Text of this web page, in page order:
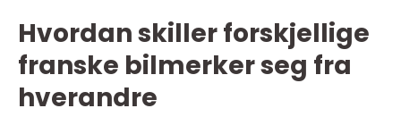
Hvordan skiller forskjellige
franske bilmerker seg fra
hverandre